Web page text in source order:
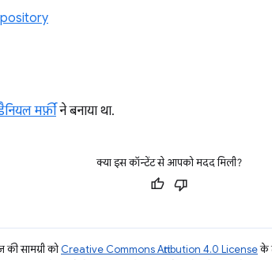
मर्फ़ीने बनाया था.
क्या इस कॉन्टेंट से आपको मदद मिली?
सामग्री कोCreative Commons Attribution 4.0 Licenseके